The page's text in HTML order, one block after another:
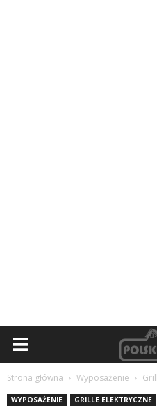
Strona główna Wyposażenie
WYPOSAŻENIE GRILLE ELEKTRYCZNE